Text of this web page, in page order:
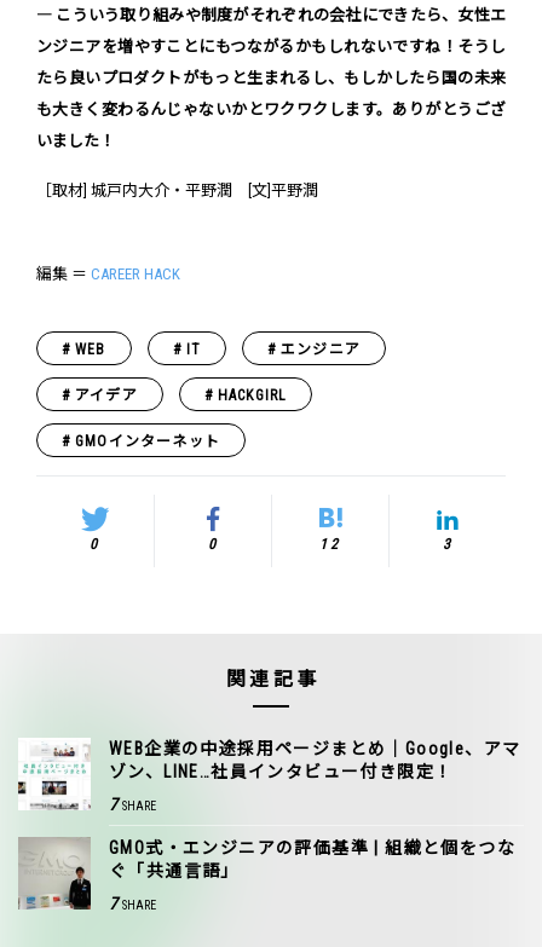
― こういう取り組みや制度がそれぞれの会社にできたら、女性エ
ンジニアを増やすことにもつながるかもしれないですね！そうし
たら良いプロダクトがもっと生まれるし、もしかしたら国の未来
も大きく変わるんじゃないかとワクワクします。ありがとうござ
いました！
［取材] 城戸内大介・平野潤 [文]平野潤
編集 ＝ CAREER HACK
WEB IT エンジニア
アイデア HACKGIRL
GMOインターネット
0 0 12 3
関連記事
WEB企業の中途採用ページまとめ｜Google、アマ
ゾン、LINE…社員インタビュー付き限定！
7 SHARE
GMO式・エンジニアの評価基準 | 組織と個をつな
ぐ「共通言語」
7 SHARE